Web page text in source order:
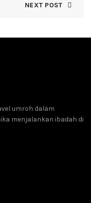
NEXT POST
umroh dalam
menjalankan ibadah di